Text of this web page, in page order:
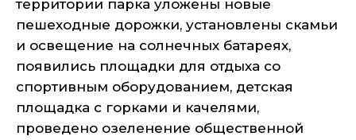
территории парка уложены новые
пешеходные дорожки, установлены скамьи
и освещение на солнечных батареях,
появились площадки для отдыха со
спортивным оборудованием, детская
площадка с горками и качелями,
проведено озеленение общественной